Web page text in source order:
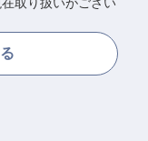
に申し込む
業様へ